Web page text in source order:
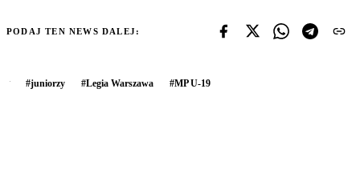
PODAJ TEN NEWS DALEJ:
#juniorzy #Legia Warszawa #MP U-19